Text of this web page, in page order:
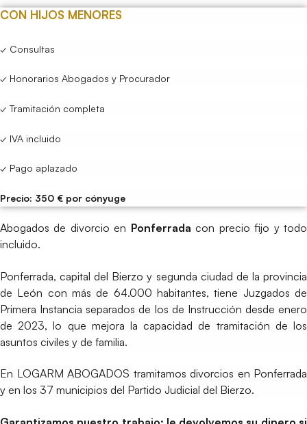
CON HIJOS MENORES
✓ Consultas
✓ Honorarios Abogados y Procurador
✓ Tramitación completa
✓ IVA incluido
✓ Pago aplazado
Precio: 350 € por cónyuge
Abogados de divorcio en Ponferrada con precio fijo y todo
incluido.
Ponferrada, capital del Bierzo y segunda ciudad de la provincia
de León con más de 64.000 habitantes, tiene Juzgados de
Primera Instancia separados de los de Instrucción desde enero
de 2023, lo que mejora la capacidad de tramitación de los
asuntos civiles y de familia.
En LOGARM ABOGADOS tramitamos divorcios en Ponferrada
y en los 37 municipios del Partido Judicial del Bierzo.